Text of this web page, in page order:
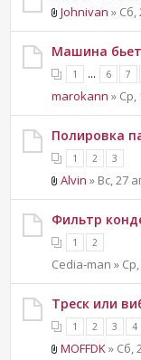
Johnivan » Сб,
Машина
1 ... 6 7
marokann » Ср,
Полировка
1 2 3
Alvin » Вс, 27
Фильтр
1 2
Cedia-man »
Треск или
1 2 3 4
MOFFDK » Сб,